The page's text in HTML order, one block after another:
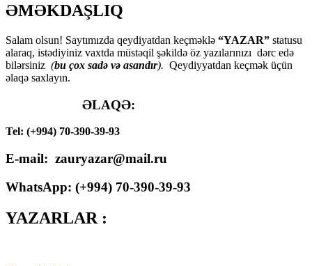
ƏMƏKDAŞLIQ
Salam olsun! Saytımızda qeydiyatdan keçməklə “YAZAR” statusu
alaraq, istədiyiniz vaxtda müstəqil şəkildə öz yazılarınızı dərc edə
bilərsiniz (bu çox sadə və asandır). Qeydiyyatdan keçmək üçün
əlaqə saxlayın.
ƏLAQƏ:
Tel: (+994) 70-390-39-93
E-mail: zauryazar@mail.ru
WhatsApp: (+994) 70-390-39-93
YAZARLAR :